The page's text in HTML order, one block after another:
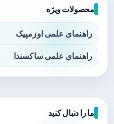
محصولات ویژه
راهنمای علمی اوزمپیک
راهنمای علمی ساکسندا
ما را دنبال کنید